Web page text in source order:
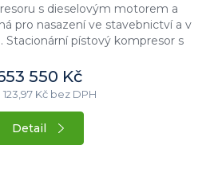
s dieselovým motorem a
pro nasazení ve stavebnictví a v
Stacionární pístový kompresor s
550 Kč
123,97 Kč bez DPH
Detail